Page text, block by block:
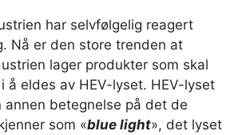
har selvfølgelig reagert
Nå er den store trenden at
lager produkter som skal
å eldes av HEV-lyset. HEV-lyset
annen betegnelse på det de
som «blue light», det lyset